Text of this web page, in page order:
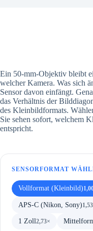
Ein 50-mm-Objektiv bleibt
welcher Kamera. Was sich
Sensor davon einfängt.
das Verhältnis der
des Kleinbildformats.
Sie sehen sofort, welchem
entspricht.
SENSORFORMAT
Vollformat (Kleinbild)
APS-C (Nikon, Sony)
1 Zoll2,73×